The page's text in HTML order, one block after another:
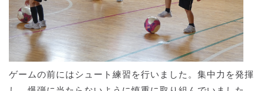
ゲームの前にはシュート練習を行いました。集中力を発揮